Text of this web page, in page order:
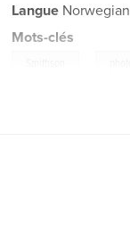
Langue Norwegian
Mots-clés